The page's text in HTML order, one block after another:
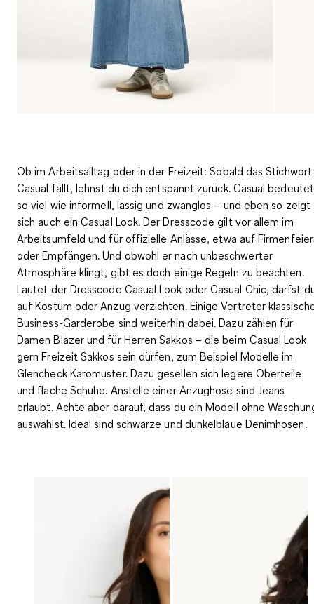
Ob im Arbeitsalltag oder in der Freizeit: Sobald das Stichwort
Casual fällt, lehnst du dich entspannt zurück. Casual bedeutet
so viel wie informell, lässig und zwanglos – und eben so zeigt
sich auch ein Casual Look. Der Dresscode gilt vor allem im
Arbeitsumfeld und für offizielle Anlässe, etwa auf
oder Empfängen. Und obwohl er nach unbeschwerter
Atmosphäre klingt, gibt es doch einige Regeln zu beachten.
Lautet der Dresscode Casual Look oder Casual Chic, darfst
auf Kostüm oder Anzug verzichten. Einige Vertreter
Business-Garderobe sind weiterhin dabei. Dazu zählen für
Damen Blazer und für Herren Sakkos – die beim Casual Look
gern Freizeit Sakkos sein dürfen, zum Beispiel Modelle im
Glencheck Karomuster. Dazu gesellen sich legere Oberteile
und flache Schuhe. Anstelle einer Anzughose sind Jeans
erlaubt. Achte aber darauf, dass du ein Modell ohne
auswählst. Ideal sind schwarze und dunkelblaue Denimhosen.